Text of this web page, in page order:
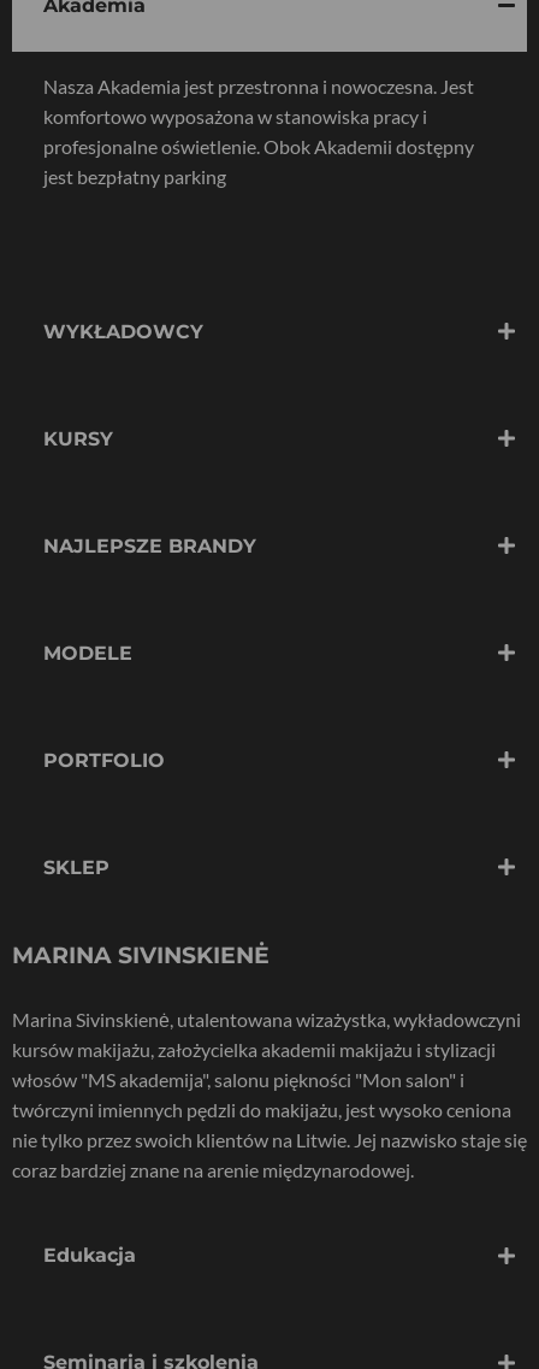
Akademia
Nasza Akademia jest przestronna i nowoczesna. Jest
komfortowo wyposażona w stanowiska pracy i
profesjonalne oświetlenie. Obok Akademii dostępny
jest bezpłatny parking
WYKŁADOWCY
KURSY
NAJLEPSZE BRANDY
MODELE
PORTFOLIO
SKLEP
MARINA SIVINSKIENĖ
Marina Sivinskienė, utalentowana wizażystka, wykładowczyni
kursów makijażu, założycielka akademii makijażu i stylizacji
włosów "MS akademija", salonu piękności "Mon salon" i
twórczyni imiennych pędzli do makijażu, jest wysoko ceniona
nie tylko przez swoich klientów na Litwie. Jej nazwisko staje się
coraz bardziej znane na arenie międzynarodowej.
Edukacja
Seminaria i szkolenia